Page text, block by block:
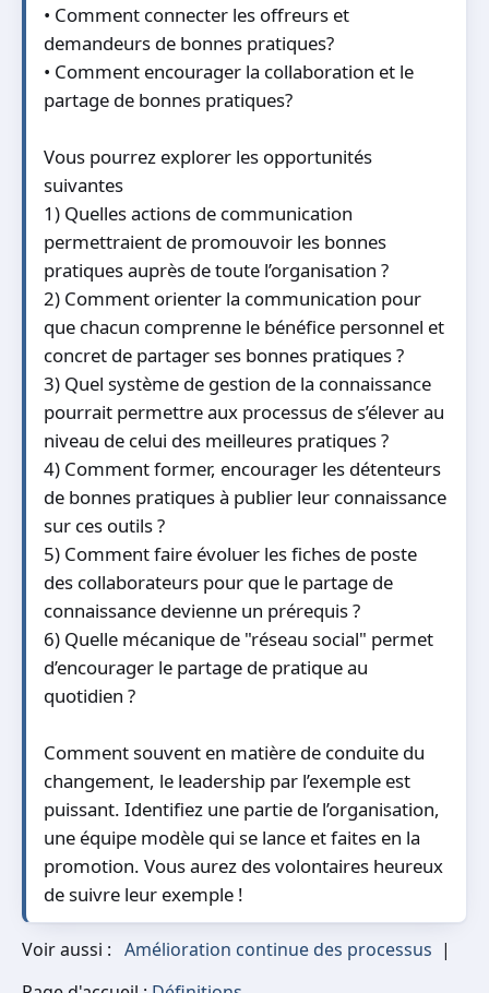
• Comment connecter les offreurs et
demandeurs de bonnes pratiques?
• Comment encourager la collaboration et le
partage de bonnes pratiques?
Vous pourrez explorer les opportunités
suivantes
1) Quelles actions de communication
permettraient de promouvoir les bonnes
pratiques auprès de toute l’organisation ?
2) Comment orienter la communication pour
que chacun comprenne le bénéfice personnel et
concret de partager ses bonnes pratiques ?
3) Quel système de gestion de la connaissance
pourrait permettre aux processus de s’élever au
niveau de celui des meilleures pratiques ?
4) Comment former, encourager les détenteurs
de bonnes pratiques à publier leur connaissance
sur ces outils ?
5) Comment faire évoluer les fiches de poste
des collaborateurs pour que le partage de
connaissance devienne un prérequis ?
6) Quelle mécanique de "réseau social" permet
d’encourager le partage de pratique au
quotidien ?
Comment souvent en matière de conduite du
changement, le leadership par l’exemple est
puissant. Identifiez une partie de l’organisation,
une équipe modèle qui se lance et faites en la
promotion. Vous aurez des volontaires heureux
de suivre leur exemple !
Voir aussi : Amélioration continue des processus |